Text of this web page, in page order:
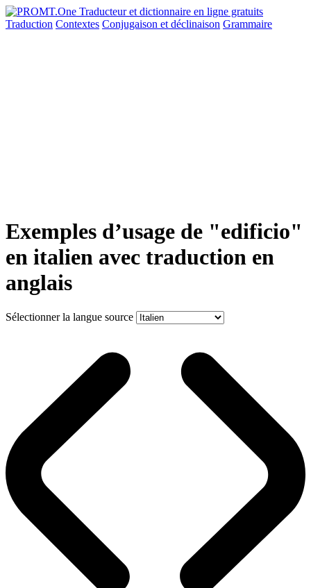
Traduction Contextes Conjugaison et déclinaison Grammaire
Exemples d’usage de "edificio"
en italien avec traduction en
anglais
Sélectionner la langue source